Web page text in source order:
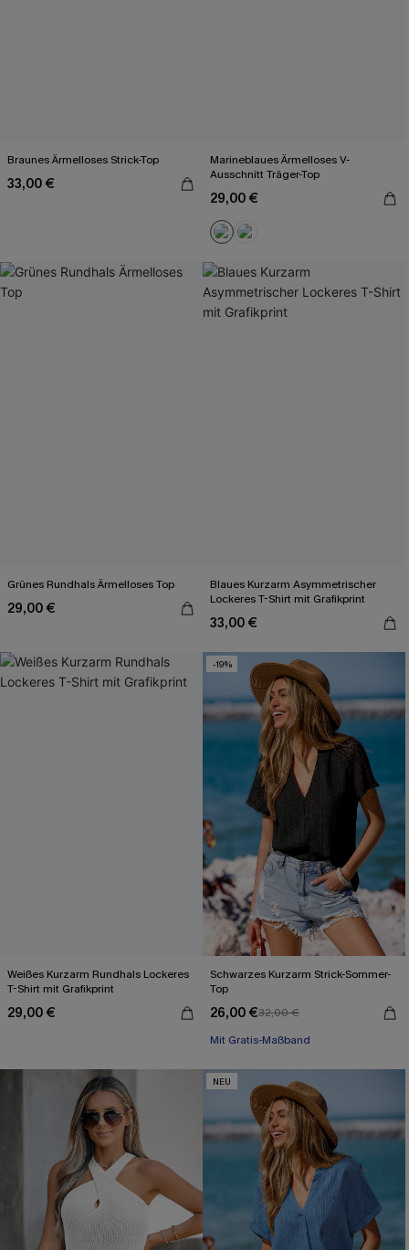
Braunes Ärmelloses Strick-Top
33,00 €
Marineblaues Ärmelloses V-
Ausschnitt Träger-Top
29,00 €
Grünes Rundhals Ärmelloses Top
29,00 €
Blaues Kurzarm Asymmetrischer
Lockeres T-Shirt mit Grafikprint
33,00 €
Weißes Kurzarm Rundhals Lockeres
T-Shirt mit Grafikprint
29,00 €
-19%
Schwarzes Kurzarm Strick-Sommer-
Top
26,00 €32,00 €
Mit Gratis-Maßband
NEU